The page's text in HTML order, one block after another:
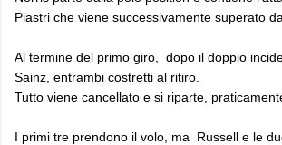
Piastri che viene successivamente superato
Al termine del primo giro, dopo il doppio
Sainz, entrambi costretti al ritiro.
Tutto viene cancellato e si riparte,
I primi tre prendono il volo, ma Russell e le